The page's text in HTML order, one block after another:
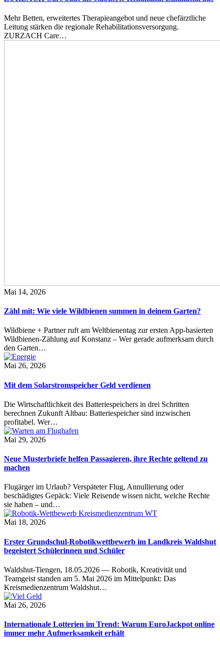
Mehr Betten, erweitertes Therapieangebot und neue chefärztliche
Leitung stärken die regionale Rehabilitationsversorgung.
ZURZACH Care…
Mai 14, 2026
Zähl mit: Wie viele Wildbienen summen in deinem Garten?
Wildbiene + Partner ruft am Weltbienentag zur ersten App-basierten
Wildbienen-Zählung auf Konstanz – Wer gerade aufmerksam durch
den Garten…
Mai 26, 2026
Mit dem Solarstromspeicher Geld verdienen
Die Wirtschaftlichkeit des Batteriespeichers in drei Schritten
berechnen Zukunft Altbau: Batteriespeicher sind inzwischen
profitabel. Wer…
Mai 29, 2026
Neue Musterbriefe helfen Passagieren, ihre Rechte geltend zu
machen
Flugärger im Urlaub? Verspäteter Flug, Annullierung oder
beschädigtes Gepäck: Viele Reisende wissen nicht, welche Rechte
sie haben – und…
Mai 18, 2026
Erster Grundschul-Robotikwettbewerb im Landkreis Waldshut
begeistert Schülerinnen und Schüler
Waldshut-Tiengen, 18.05.2026 — Robotik, Kreativität und
Teamgeist standen am 5. Mai 2026 im Mittelpunkt: Das
Kreismedienzentrum Waldshut…
Mai 26, 2026
Internationale Lotterien im Trend: Warum EuroJackpot online
immer mehr Aufmerksamkeit erhält